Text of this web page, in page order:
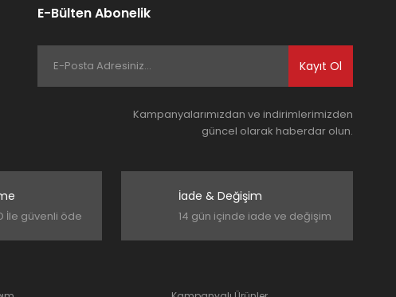
E-Bülten Abonelik
Kayıt Ol
Kampanyalarımızdan ve indirimlerimizden
güncel olarak haberdar olun.
İle güvenli öde
İade & Değişim
14 gün içinde iade ve değişim